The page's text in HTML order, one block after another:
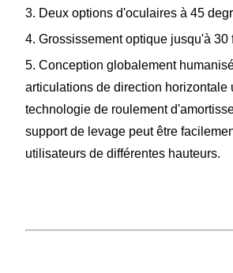
3. Deux options d'oculaires à 45
4. Grossissement optique jusqu'à 30
5. Conception globalement
articulations de direction horizontale
technologie de roulement
support de levage peut être
utilisateurs de différentes hauteurs.